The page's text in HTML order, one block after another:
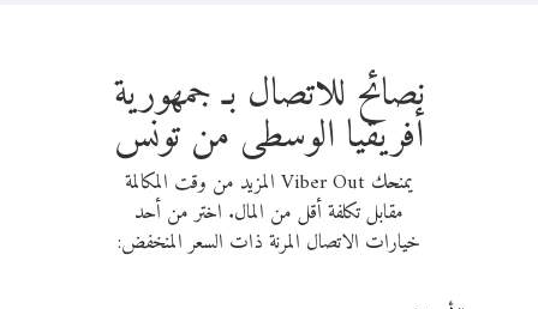
نصائح للاتصال بـ جمهورية
أفريقيا الوسطى من تونس
يمنحك Viber Out المزيد من وقت المكالمة
مقابل تكلفة أقل من المال. اختر من أحد
خيارات الاتصال المرنة ذات السعر المنخفض: